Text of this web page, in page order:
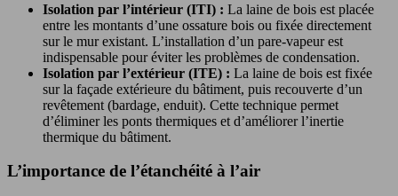
Isolation par l’intérieur (ITI) : La laine de bois est placée
entre les montants d’une ossature bois ou fixée directement
sur le mur existant. L’installation d’un pare-vapeur est
indispensable pour éviter les problèmes de condensation.
Isolation par l’extérieur (ITE) : La laine de bois est fixée
sur la façade extérieure du bâtiment, puis recouverte d’un
revêtement (bardage, enduit). Cette technique permet
d’éliminer les ponts thermiques et d’améliorer l’inertie
thermique du bâtiment.
L’importance de l’étanchéité à l’air